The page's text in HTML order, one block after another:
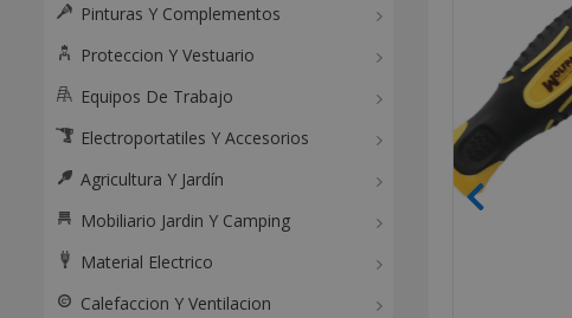
Pinturas Y Complementos
Proteccion Y Vestuario
Equipos De Trabajo
Electroportatiles Y Accesorios
Agricultura Y Jardín
Mobiliario Jardin Y Camping
Material Electrico
Calefaccion Y Ventilacion